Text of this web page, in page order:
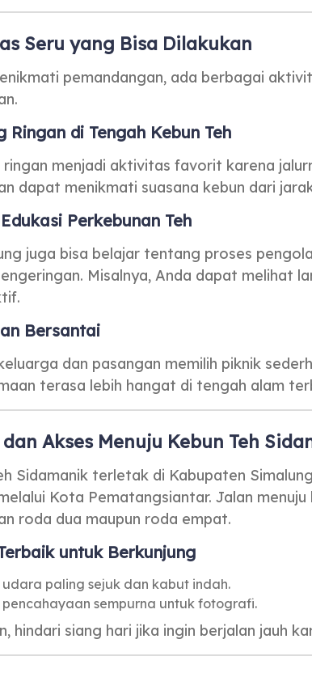
Seru yang Bisa Dilakukan
pemandangan, ada berbagai
Ringan di Tengah Kebun Teh
ringan menjadi aktivitas favorit karena
dapat menikmati suasana kebun dari
Perkebunan Teh
juga bisa belajar tentang proses
Misalnya, Anda dapat melihat
Bersantai
dan pasangan memilih piknik
terasa lebih hangat di tengah alam
Akses Menuju Kebun Teh
Sidamanik terletak di Kabupaten
Kota Pematangsiantar. Jalan
roda dua maupun roda empat.
untuk Berkunjung
udara paling sejuk dan kabut indah.
pencahayaan sempurna untuk fotografi.
hindari siang hari jika ingin berjalan jauh